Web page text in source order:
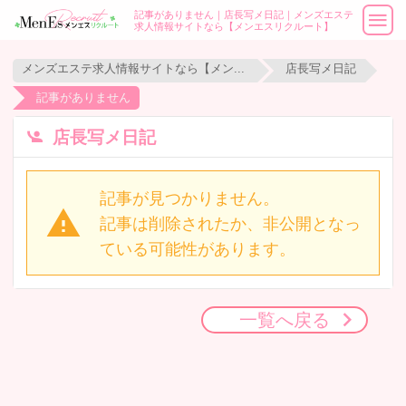
記事がありません｜店長写メ日記｜メンズエステ
求人情報サイトなら【メンエスリクルート】
店長写メ日記
記事がありません
店長写メ日記
記事が見つかりません。
記事は削除されたか、非公開となっ
ている可能性があります。
一覧へ戻る